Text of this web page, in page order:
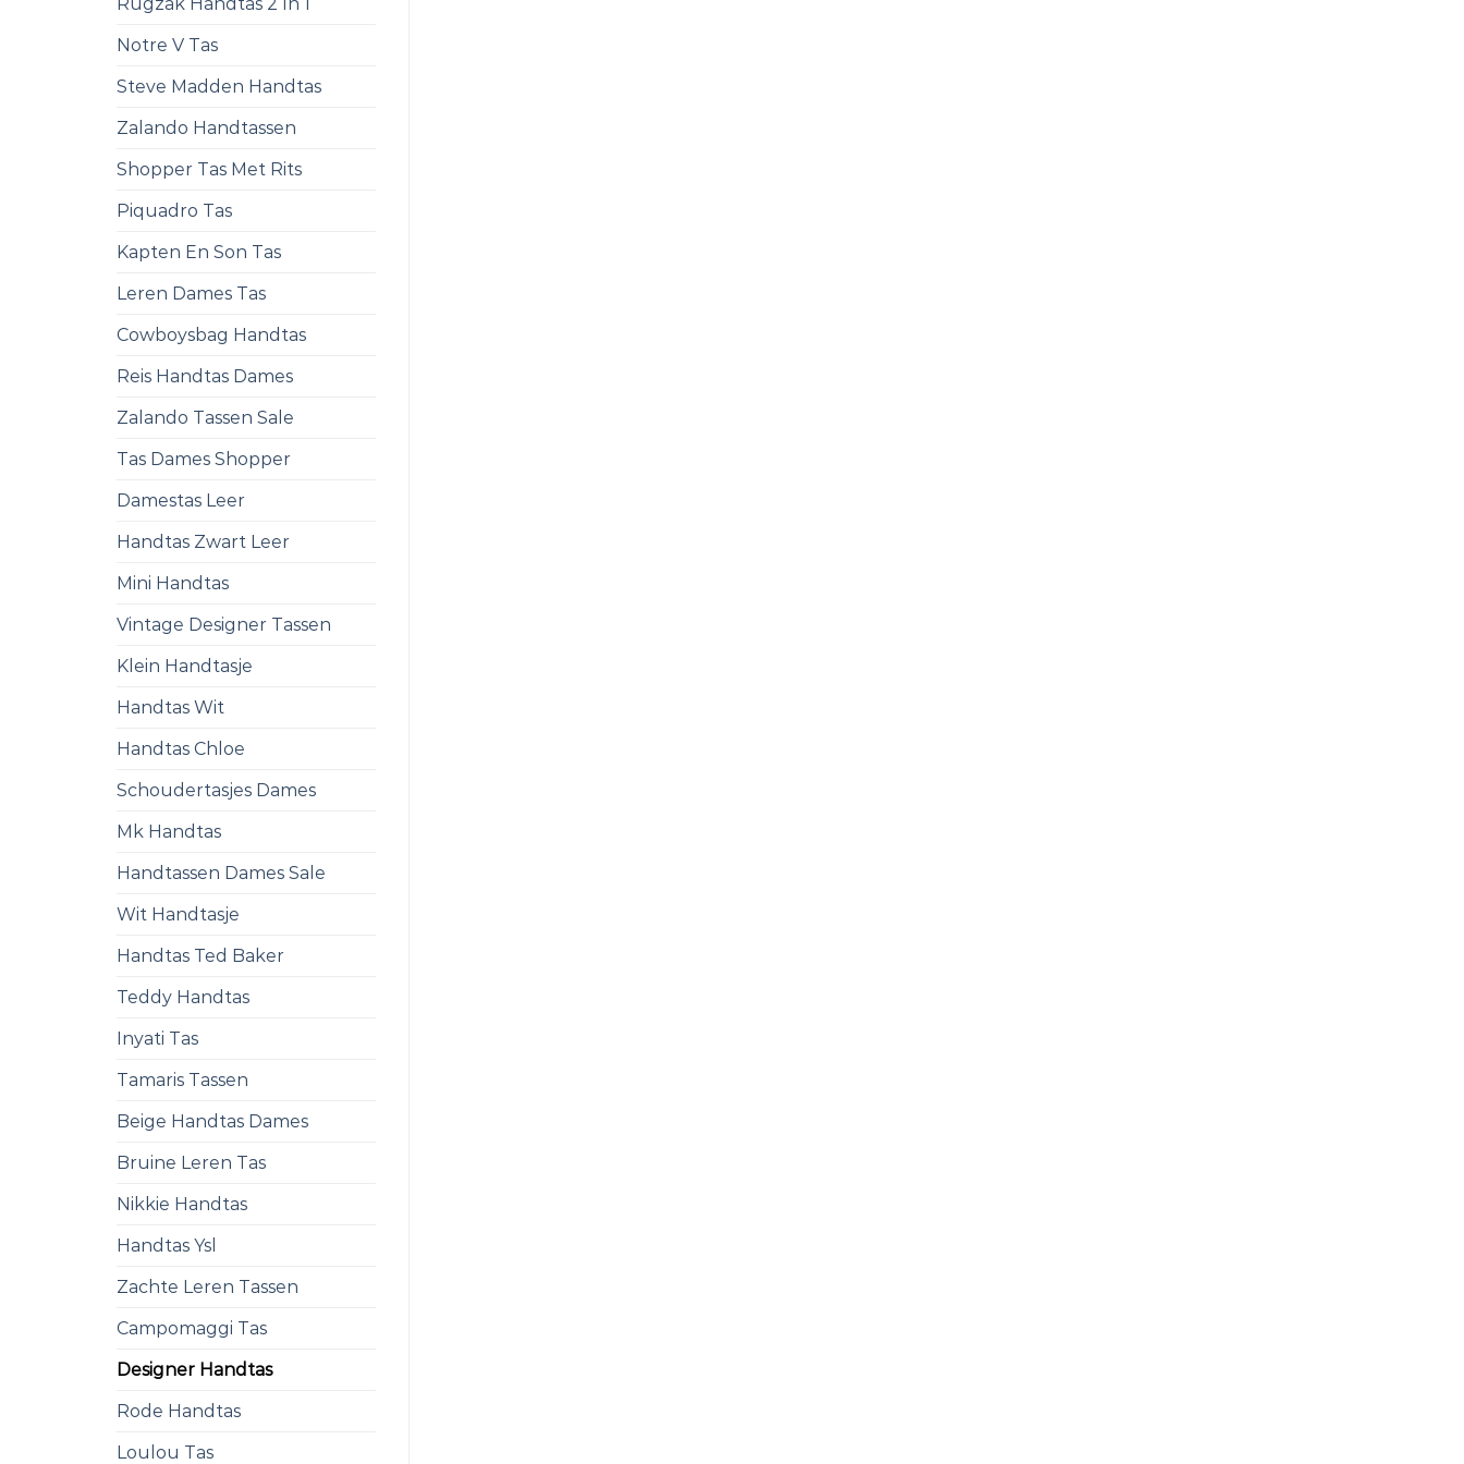
Notre V Tas
Steve Madden Handtas
Zalando Handtassen
Shopper Tas Met Rits
Piquadro Tas
Kapten En Son Tas
Leren Dames Tas
Cowboysbag Handtas
Reis Handtas Dames
Zalando Tassen Sale
Tas Dames Shopper
Damestas Leer
Handtas Zwart Leer
Mini Handtas
Vintage Designer Tassen
Klein Handtasje
Handtas Wit
Handtas Chloe
Schoudertasjes Dames
Mk Handtas
Handtassen Dames Sale
Wit Handtasje
Handtas Ted Baker
Teddy Handtas
Inyati Tas
Tamaris Tassen
Beige Handtas Dames
Bruine Leren Tas
Nikkie Handtas
Handtas Ysl
Zachte Leren Tassen
Campomaggi Tas
Designer Handtas
Rode Handtas
Loulou Tas